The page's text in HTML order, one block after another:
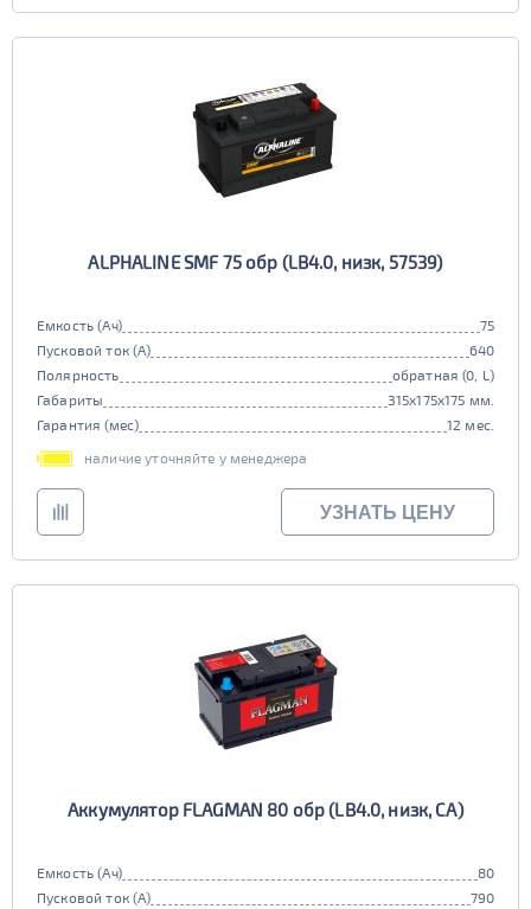
ALPHALINE SMF 75 обр (LB4.0, низк, 57539)
Емкость (Ач)
75
Пусковой ток (А)
640
Полярность
обратная (0, L)
Габариты
315x175x175 мм.
Гарантия (мес)
12 мес.
наличие уточняйте у менеджера
УЗНАТЬ ЦЕНУ
Аккумулятор FLAGMAN 80 обр (LB4.0, низк, CA)
Емкость (Ач)
80
Пусковой ток (А)
790